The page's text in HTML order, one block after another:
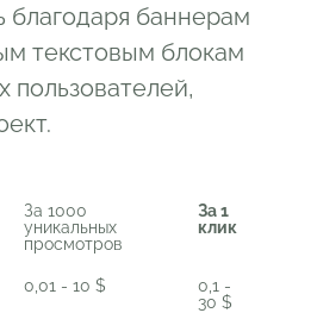
благодаря баннерам
текстовым блокам
пользователей,
За 1000
уникальных
просмотров
За 1
клик
0,01 - 10 $
0,1 -
30 $